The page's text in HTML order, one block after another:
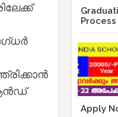
Process
Apply